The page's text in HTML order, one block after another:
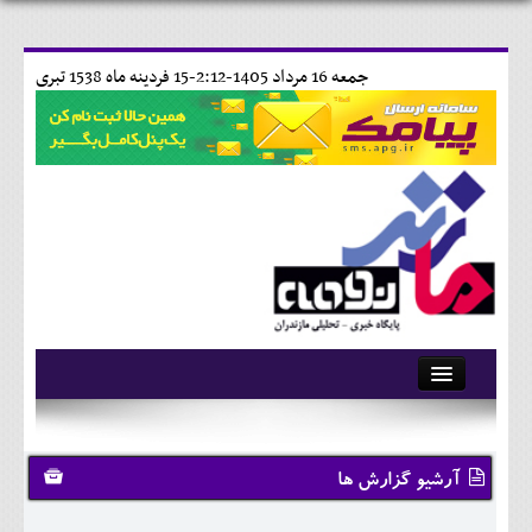
15 فردينه ماه 1538 تبری جمعه 16 مرداد 1405-2:12-
آرشیو
تماس با ما
وبلاگ
آرشیو گزارش ها